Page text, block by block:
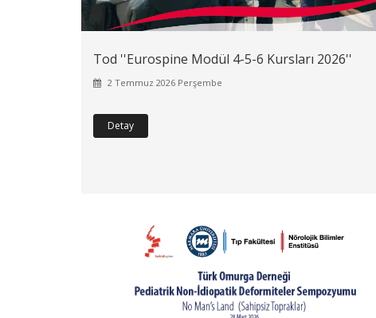
Tod ''Eurospine Modül 4-5-6 Kursları 2026''
2 Temmuz 2026 Perşembe
Detay